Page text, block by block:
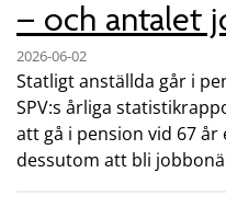
– och antalet
2026-06-02
Statligt anställda går i
SPV:s årliga
att gå i pension vid 67
dessutom att bli